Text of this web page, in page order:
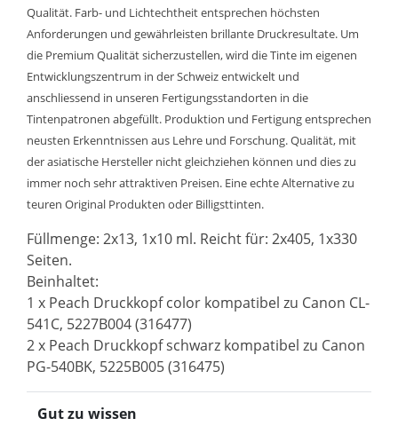
Qualität. Farb- und Lichtechtheit entsprechen höchsten
Anforderungen und gewährleisten brillante Druckresultate. Um
die Premium Qualität sicherzustellen, wird die Tinte im eigenen
Entwicklungszentrum in der Schweiz entwickelt und
anschliessend in unseren Fertigungsstandorten in die
Tintenpatronen abgefüllt. Produktion und Fertigung entsprechen
neusten Erkenntnissen aus Lehre und Forschung. Qualität, mit
der asiatische Hersteller nicht gleichziehen können und dies zu
immer noch sehr attraktiven Preisen. Eine echte Alternative zu
teuren Original Produkten oder Billigsttinten.
Füllmenge: 2x13, 1x10 ml. Reicht für: 2x405, 1x330
Seiten.
Beinhaltet:
1 x Peach Druckkopf color kompatibel zu Canon CL-
541C, 5227B004 (316477)
2 x Peach Druckkopf schwarz kompatibel zu Canon
PG-540BK, 5225B005 (316475)
Gut zu wissen